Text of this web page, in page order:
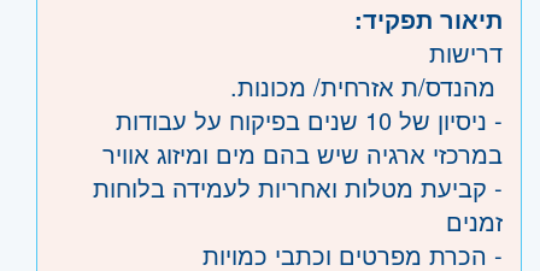
תיאור תפקיד:
דרישות
מהנדס/ת אזרחית/ מכונות.
- ניסיון של 10 שנים בפיקוח על עבודות
במרכזי ארגיה שיש בהם מים ומיזוג אוויר
- קביעת מטלות ואחריות לעמידה בלוחות
זמנים
- הכרת מפרטים וכתבי כמויות